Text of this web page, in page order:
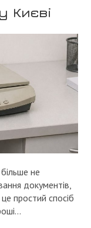
Києві
не
документів,
простий спосіб